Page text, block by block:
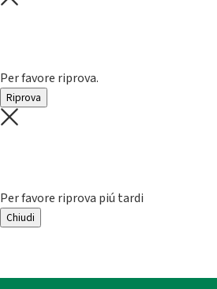
Per favore riprova.
Riprova
Per favore riprova piú tardi
Chiudi